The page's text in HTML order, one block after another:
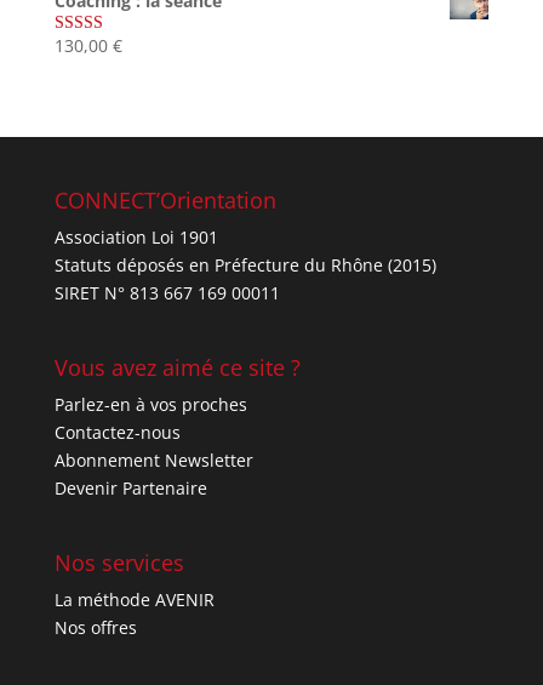
Note4.67
130,00 €
CONNECT’Orientation
Association Loi 1901
Statuts déposés en Préfecture du Rhône (2015)
SIRET N° 813 667 169 00011
Vous avez aimé ce site ?
Parlez-en à vos proches
Contactez-nous
Abonnement Newsletter
Devenir Partenaire
Nos services
La méthode AVENIR
Nos offres